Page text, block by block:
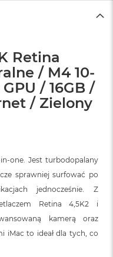
Retina
/ M4 10-
/ 16GB /
/ Zielony
Jest turbodopalany
sprawniej surfować po
jednocześnie. Z
Retina 4,5K2 i
kamerą oraz
iMac to ideał dla tych, co